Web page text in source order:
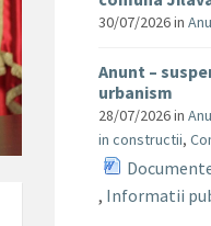
30/07/2026in
Anunt –
urbanism
28/07/2026in
in constructii,
, Informatii